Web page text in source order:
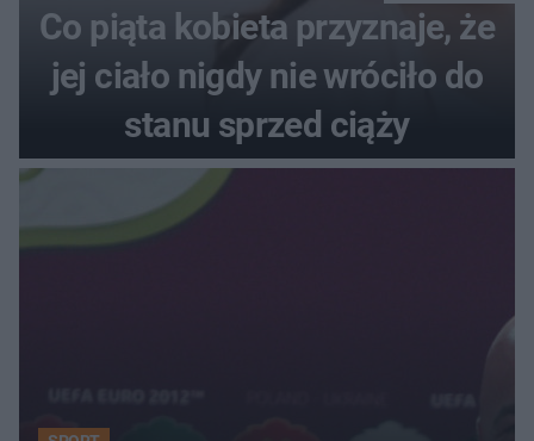
Co piąta kobieta przyznaje, że
jej ciało nigdy nie wróciło do
stanu sprzed ciąży